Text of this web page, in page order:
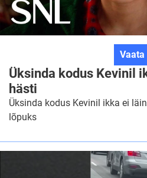
Vaata
Üksinda kodus Kevinil
hästi
Üksinda kodus Kevinil ikka ei
lõpuks